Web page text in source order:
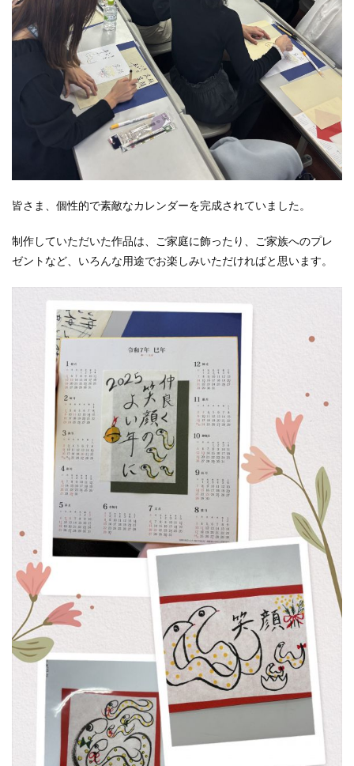
皆さま、個性的で素敵なカレンダーを完成されていました。
制作していただいた作品は、ご家庭に飾ったり、ご家族へのプレ
ゼントなど、いろんな用途でお楽しみいただければと思います。